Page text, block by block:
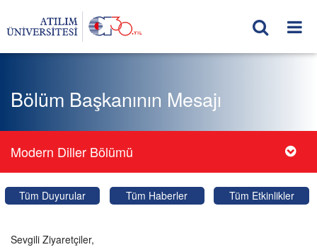
Bölüm Başkanının Mesajı
Modern Diller Bölümü
Tüm Duyurular Tüm Haberler Tüm Etkinlikler
Sevgili Ziyaretçiler,